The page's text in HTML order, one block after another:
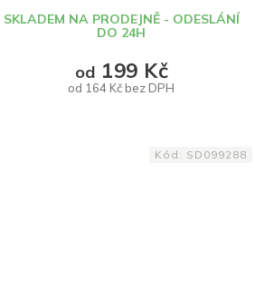
SKLADEM NA PRODEJNĚ - ODESLÁNÍ
DO 24H
od 164 Kč bez DPH
od 199 Kč
Kód: SD099288